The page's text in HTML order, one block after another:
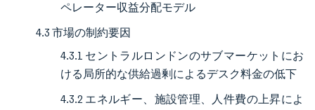
ペレーター収益分配モデル
4.3 市場の制約要因
4.3.1 セントラルロンドンのサブマーケットにお
ける局所的な供給過剰によるデスク料金の低下
4.3.2 エネルギー、施設管理、人件費の上昇によ